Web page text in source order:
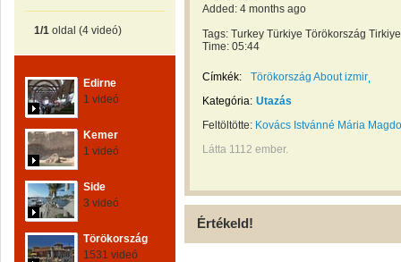
1/1 oldal (4 videó)
Edirne
1 videó
Kemer
1 videó
Side
3 videó
Törökország
1531 videó
Added: 4 months ago
Tags: Turkey Türkiye Törökország
Time: 05:44
Címkék:
Törökország About izmir
Kategória: Utazás
Feltöltötte: Kovács Istvánné Mária
Látta 1112 ember.
Értékeld!